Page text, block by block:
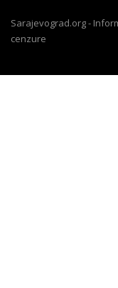
Sarajevograd.org -
cenzure